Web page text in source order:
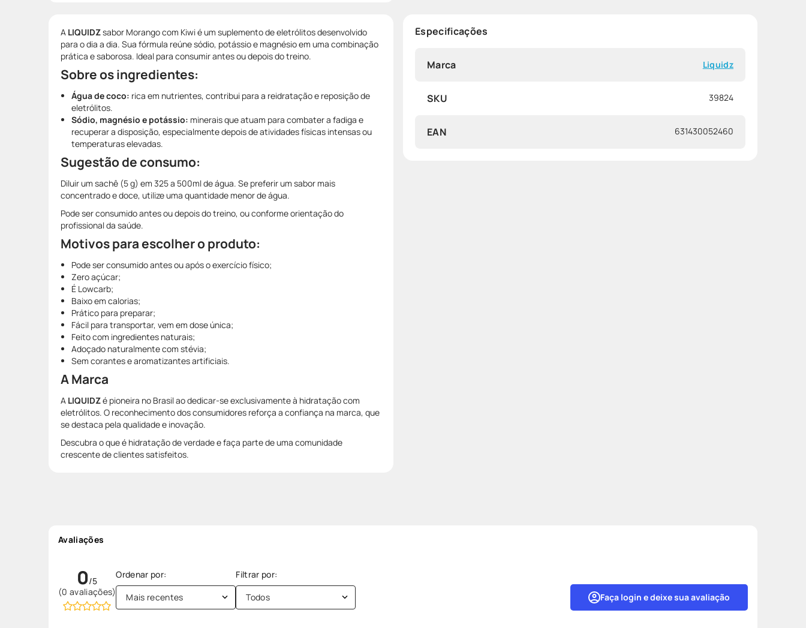
A LIQUIDZsabor Morango com Kiwi é um suplemento de eletrólitos desenvolvido
para o dia a dia. Sua fórmula reúne sódio, potássio e magnésio em uma combinação
prática e saborosa. Ideal para consumir antes ou depois do treino.
Sobre os ingredientes:
Água de coco: rica em nutrientes, contribui para a reidratação e reposição de
eletrólitos.
Sódio, magnésio e potássio: minerais que atuam para combater a fadiga e
recuperar a disposição, especialmente depois de atividades físicas intensas ou
temperaturas elevadas.
Sugestão de consumo:
Diluir um sachê (5 g) em 325 a 500ml de água. Se preferir um sabor mais
concentrado e doce, utilize uma quantidade menor de água.
Pode ser consumido antes ou depois do treino, ou conforme orientação do
profissional da saúde.
Motivos para escolher o produto:
Pode ser consumido antes ou após o exercício físico;
Zero açúcar;
É Lowcarb;
Baixo em calorias;
Prático para preparar;
Fácil para transportar, vem em dose única;
Feito com ingredientes naturais;
Adoçado naturalmente com stévia;
Sem corantes e aromatizantes artificiais.
A Marca
A LIQUIDZé pioneira no Brasil ao dedicar-se exclusivamente à hidratação com
eletrólitos. O reconhecimento dos consumidores reforça a confiança na marca, que
se destaca pela qualidade e inovação.
Descubra o que é hidratação de verdade e faça parte de uma comunidade
crescente de clientes satisfeitos.
Especificações
Marca Liquidz
SKU 39824
EAN 631430052460
Avaliações
0
(0 avaliações) Faça login e deixe sua avaliação
Mais recentes Todos